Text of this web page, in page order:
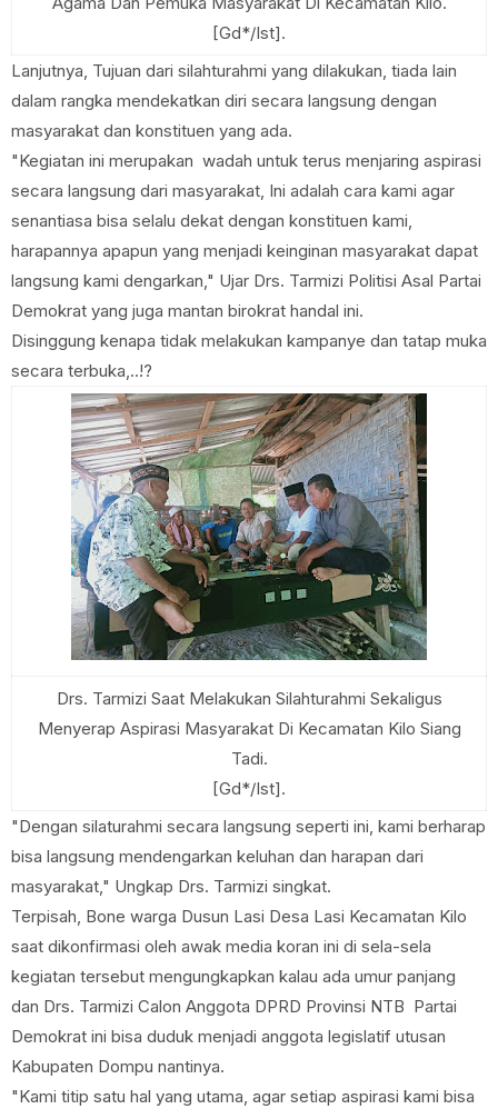
[Gd*/Ist].
Lanjutnya, Tujuan dari silahturahmi yang dilakukan, tiada lain
dalam rangka mendekatkan diri secara langsung dengan
masyarakat dan konstituen yang ada.
"Kegiatan ini merupakan wadah untuk terus menjaring aspirasi
secara langsung dari masyarakat, Ini adalah cara kami agar
senantiasa bisa selalu dekat dengan konstituen kami,
harapannya apapun yang menjadi keinginan masyarakat dapat
langsung kami dengarkan," Ujar Drs. Tarmizi Politisi Asal Partai
Demokrat yang juga mantan birokrat handal ini.
Disinggung kenapa tidak melakukan kampanye dan tatap muka
secara terbuka,..!?
Drs. Tarmizi Saat Melakukan Silahturahmi Sekaligus
Menyerap Aspirasi Masyarakat Di Kecamatan Kilo Siang
Tadi.
[Gd*/Ist].
"Dengan silaturahmi secara langsung seperti ini, kami berharap
bisa langsung mendengarkan keluhan dan harapan dari
masyarakat," Ungkap Drs. Tarmizi singkat.
Terpisah, Bone warga Dusun Lasi Desa Lasi Kecamatan Kilo
saat dikonfirmasi oleh awak media koran ini di sela-sela
kegiatan tersebut mengungkapkan kalau ada umur panjang
dan Drs. Tarmizi Calon Anggota DPRD Provinsi NTB Partai
Demokrat ini bisa duduk menjadi anggota legislatif utusan
Kabupaten Dompu nantinya.
"Kami titip satu hal yang utama, agar setiap aspirasi kami bisa